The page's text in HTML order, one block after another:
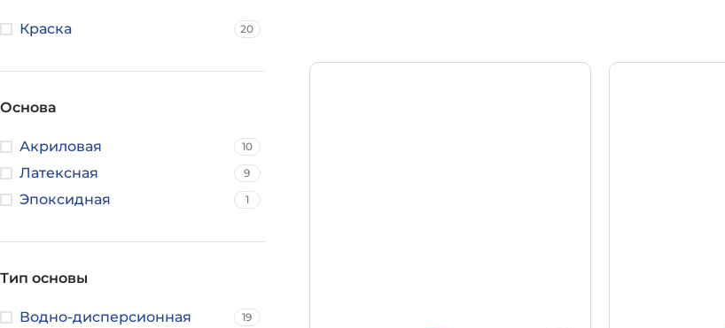
Краска 20
Основа
Акриловая 10
Латексная 9
Эпоксидная 1
Тип основы
Водно-дисперсионная 19